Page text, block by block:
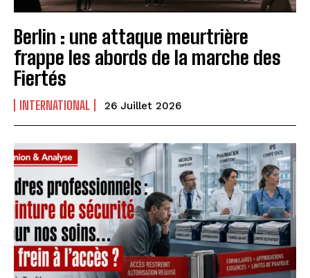
Berlin : une attaque meurtrière
frappe les abords de la marche des
Fiertés
INTERNATIONAL 26 Juillet 2026